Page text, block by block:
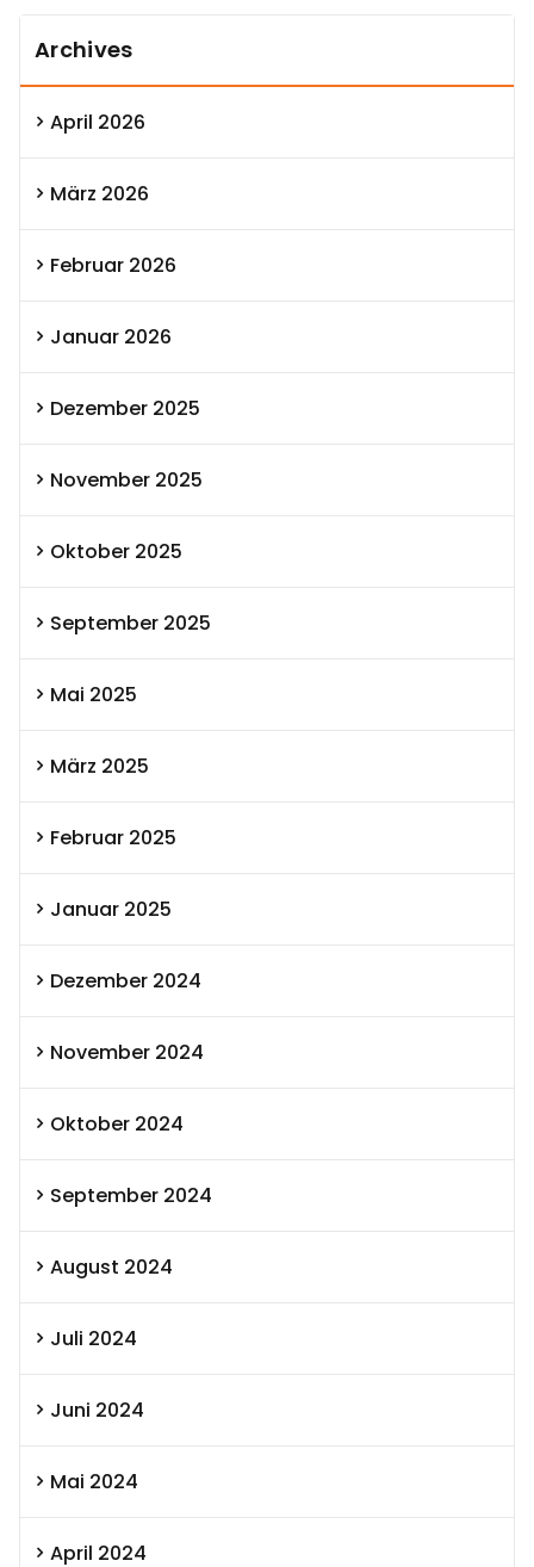
Archives
April 2026
März 2026
Februar 2026
Januar 2026
Dezember 2025
November 2025
Oktober 2025
September 2025
Mai 2025
März 2025
Februar 2025
Januar 2025
Dezember 2024
November 2024
Oktober 2024
September 2024
August 2024
Juli 2024
Juni 2024
Mai 2024
April 2024